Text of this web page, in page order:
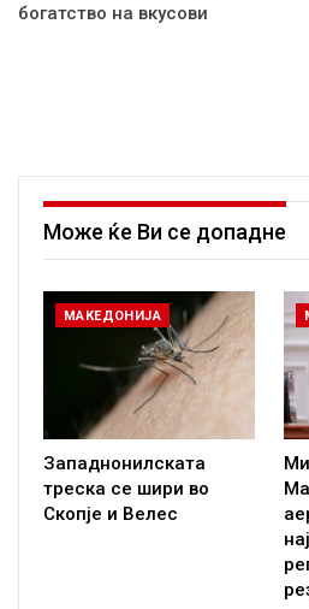
богатство на вкусови
Може ќе Ви се допадне
МАКЕДОНИЈА
Западнонилската
треска се шири во
Скопје и Велес